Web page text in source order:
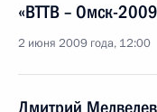
«ВТТВ – Омск-
2 июня 2009 года, 12:00
Дмитрий